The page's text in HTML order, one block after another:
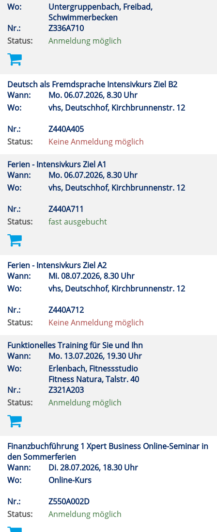
Wo:
Untergruppenbach, Freibad,
Schwimmerbecken
Nr.:
Z336A710
Status:
Anmeldung möglich
Deutsch als Fremdsprache Intensivkurs Ziel B2
Wann:
Mo.06.07.2026, 8.30 Uhr
Wo:
vhs, Deutschhof, Kirchbrunnenstr. 12
Nr.:
Z440A405
Status:
Keine Anmeldung möglich
Ferien - Intensivkurs Ziel A1
Wann:
Mo.06.07.2026, 8.30 Uhr
Wo:
vhs, Deutschhof, Kirchbrunnenstr. 12
Nr.:
Z440A711
Status:
fast ausgebucht
Ferien - Intensivkurs Ziel A2
Wann:
Mi.08.07.2026, 8.30 Uhr
Wo:
vhs, Deutschhof, Kirchbrunnenstr. 12
Nr.:
Z440A712
Status:
Keine Anmeldung möglich
Funktionelles Training für Sie und Ihn
Wann:
Mo. 13.07.2026, 19.30 Uhr
Wo:
Erlenbach, Fitnessstudio
Fitness Natura, Talstr. 40
Nr.:
Z321A203
Status:
Anmeldung möglich
Finanzbuchführung 1 Xpert Business Online-Seminar in
den Sommerferien
Wann:
Di.28.07.2026, 18.30 Uhr
Wo:
Online-Kurs
Nr.:
Z550A002D
Status:
Anmeldung möglich